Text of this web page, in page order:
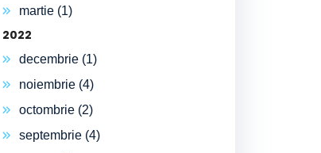
martie (1)
2022
decembrie (1)
noiembrie (4)
octombrie (2)
septembrie (4)